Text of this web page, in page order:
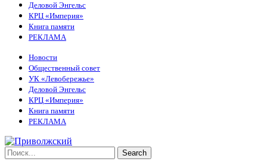
Деловой Энгельс
КРЦ «Империя»
Книга памяти
РЕКЛАМА
Новости
Общественный совет
УК «Левобережье»
Деловой Энгельс
КРЦ «Империя»
Книга памяти
РЕКЛАМА